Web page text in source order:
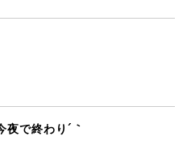
夜で終わり´｀